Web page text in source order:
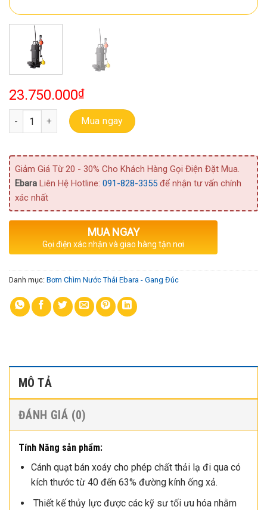
23.750.000₫
Bơm Chìm Thải Ebara 80 DVSA 5 1.5 (LM65) số lượng
Mua ngay
Giảm Giá Từ 20 - 30% Cho Khách Hàng Gọi Điện Đặt Mua.
Ebara Liên Hệ Hotline: 091-828-3355 để nhận tư vấn chính
xác nhất
MUA NGAY
Gọi điện xác nhận và giao hàng tận nơi
Danh mục: Bơm Chìm Nước Thải Ebara - Gang Đúc
MÔ TẢ
ĐÁNH GIÁ (0)
Tính Năng sản phẩm:
Cánh quạt bán xoáy cho phép chất thải lạ đi qua có
kích thước từ 40 đến 63% đường kính ống xả.
Thiết kế thủy lực được các kỹ sư tối ưu hóa nhằm